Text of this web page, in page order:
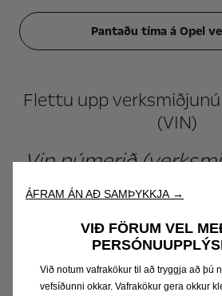
Pantaðu tíma á Opel
Flettu upp
(VIN)
Vin númerið
má finna í framrúðu
eða á vef
verður að
Sláðu inn VIN númer ökutækis í
ÁFRAM ÁN AÐ SAMÞYKKJA →
VIÐ FÖRUM VEL
Við notum vafrakökur til að tryggja að þú
vefsíðunni okkar. Vafrakökur gera okkur